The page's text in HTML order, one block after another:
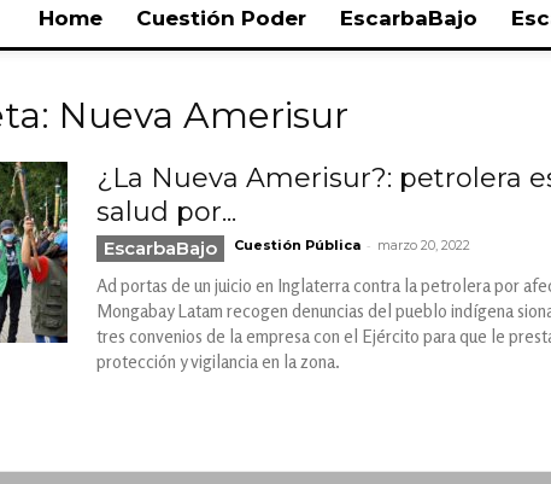
Home Cuestión Poder EscarbaBajo
Nueva Amerisur
¿La Nueva Amerisur?: petrolera
salud por...
EscarbaBajo Cuestión Pública - marzo 20, 2022
Ad portas de un juicio en Inglaterra contra la petrolera por
Mongabay Latam recogen denuncias del pueblo indígena
tres convenios de la empresa con el Ejército para que le
protección y vigilancia en la zona.